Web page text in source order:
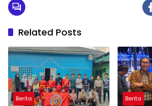
Related Posts
Berita Berita